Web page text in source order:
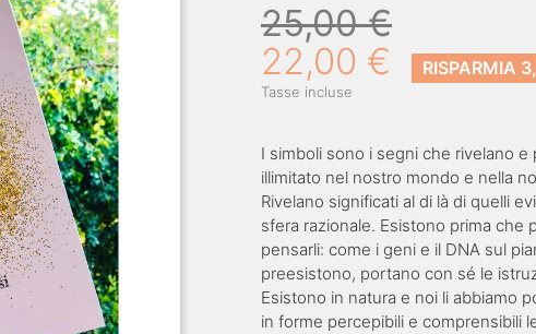
25,00 €
22,00 €
RISPARMIA
Tasse incluse
I simboli sono i segni che rivelano
illimitato nel nostro mondo e nella
Rivelano significati al di là di quelli
sfera razionale. Esistono prima che
pensarli: come i geni e il DNA sul
preesistono, portano con sé le
Esistono in natura e noi li abbiamo
in forme percepibili e comprensibili